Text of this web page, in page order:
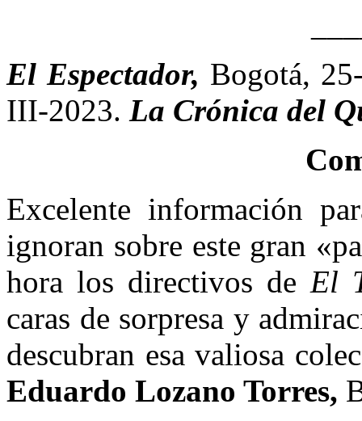
El Espectador, Bogotá,
III-2023. La Crónica del
Excelente información
ignoran sobre este gran
hora los directivos de El
caras de sorpresa y
descubran esa valiosa
Eduardo Lozano Torres,